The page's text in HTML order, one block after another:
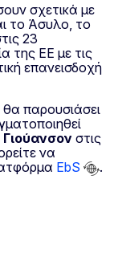
σχετικά με
το Άσυλο, το
23
της ΕΕ με τις
επανεισδοχή
παρουσιάσει
Γιούανσον στις
να
EbS .